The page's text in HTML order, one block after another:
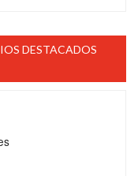
DESTACADOS